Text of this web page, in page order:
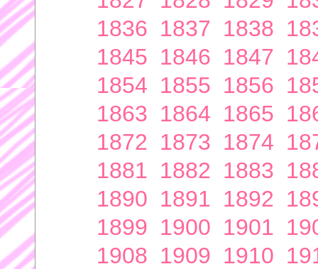
1836 1837 1838
1845 1846 1847
1854 1855 1856
1863 1864 1865
1872 1873 1874
1881 1882 1883
1890 1891 1892
1899 1900 1901
1908 1909 1910